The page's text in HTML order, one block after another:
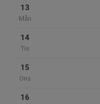
13
Mån
14
Tis
15
Ons
16